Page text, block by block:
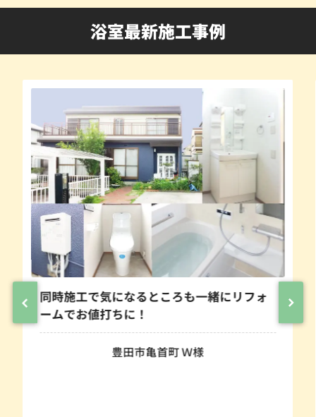
浴室最新施工事例
工で気になるところも一緒にリフォ
お値打ちに！
豊田市亀首町 Ｗ様
あた